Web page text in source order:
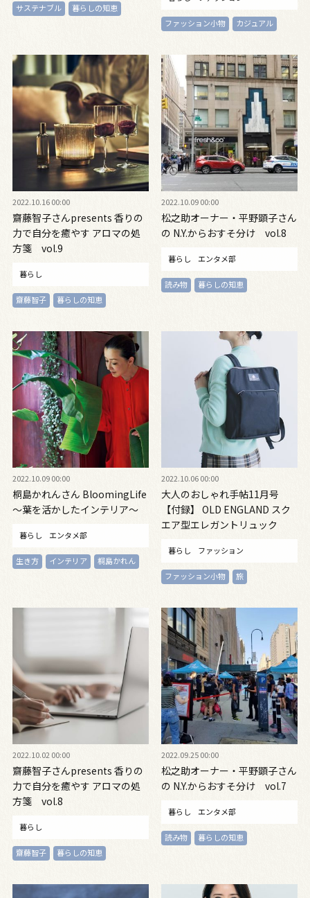
サステナブル 暮らしの知恵
ファッション小物 カジュアル
2022.10.16 00:00
齋藤智子さんpresents 香りの
力で自分を癒やす アロマの処
方箋 vol.9
暮らし
齋藤智子 暮らしの知恵
2022.10.09 00:00
松之助オーナー・平野顕子さん
の N.Y.からおすそ分け vol.8
暮らし エンタメ部
読み物 暮らしの知恵
2022.10.09 00:00
桐島かれんさん BloomingLife
〜葉を活かしたインテリア〜
暮らし エンタメ部
生き方 インテリア 桐島かれん
2022.10.06 00:00
大人のおしゃれ手帖11月号
【付録】 OLD ENGLAND スク
エア型エレガントリュック
暮らし ファッション
ファッション小物 旅
2022.10.02 00:00
齋藤智子さんpresents 香りの
力で自分を癒やす アロマの処
方箋 vol.8
暮らし
齋藤智子 暮らしの知恵
2022.09.25 00:00
松之助オーナー・平野顕子さん
の N.Y.からおすそ分け vol.7
暮らし エンタメ部
読み物 暮らしの知恵